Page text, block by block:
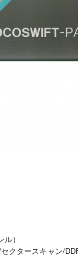
）
クタースキャン/